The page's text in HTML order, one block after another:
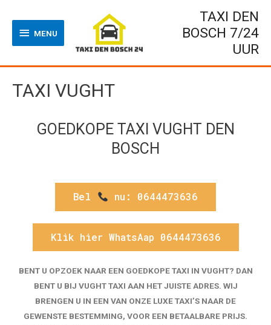
TAXI DEN
BOSCH 7/24
UUR
MENU
TAXI VUGHT
GOEDKOPE TAXI VUGHT DEN
BOSCH
Bel nu: 0644473636
Klik hier WhatsAap 0644473636
BENT U OPZOEK NAAR EEN GOEDKOPE TAXI IN VUGHT? DAN
BENT U BIJ VUGHT TAXI AAN HET JUISTE ADRES. WIJ
BRENGEN U IN EEN VAN ONZE LUXE TAXI’S NAAR DE
GEWENSTE BESTEMMING, VOOR EEN BETAALBARE PRIJS.